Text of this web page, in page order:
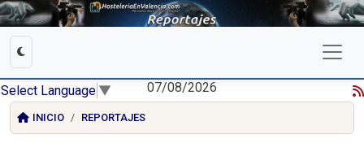
Select Language ▼ 07/08/2026
INICIO REPORTAJES